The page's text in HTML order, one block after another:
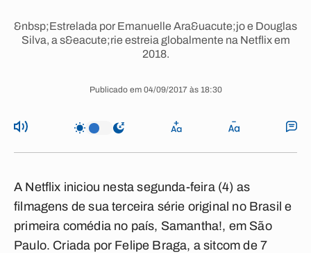
&nbsp;Estrelada por Emanuelle Ara&uacute;jo e Douglas
Silva, a s&eacute;rie estreia globalmente na Netflix em
2018.
Publicado em 04/09/2017 às 18:30
A Netflix iniciou nesta segunda-feira (4) as
filmagens de sua terceira série original no Brasil e
primeira comédia no país, Samantha!, em São
Paulo. Criada por Felipe Braga, a sitcom de 7